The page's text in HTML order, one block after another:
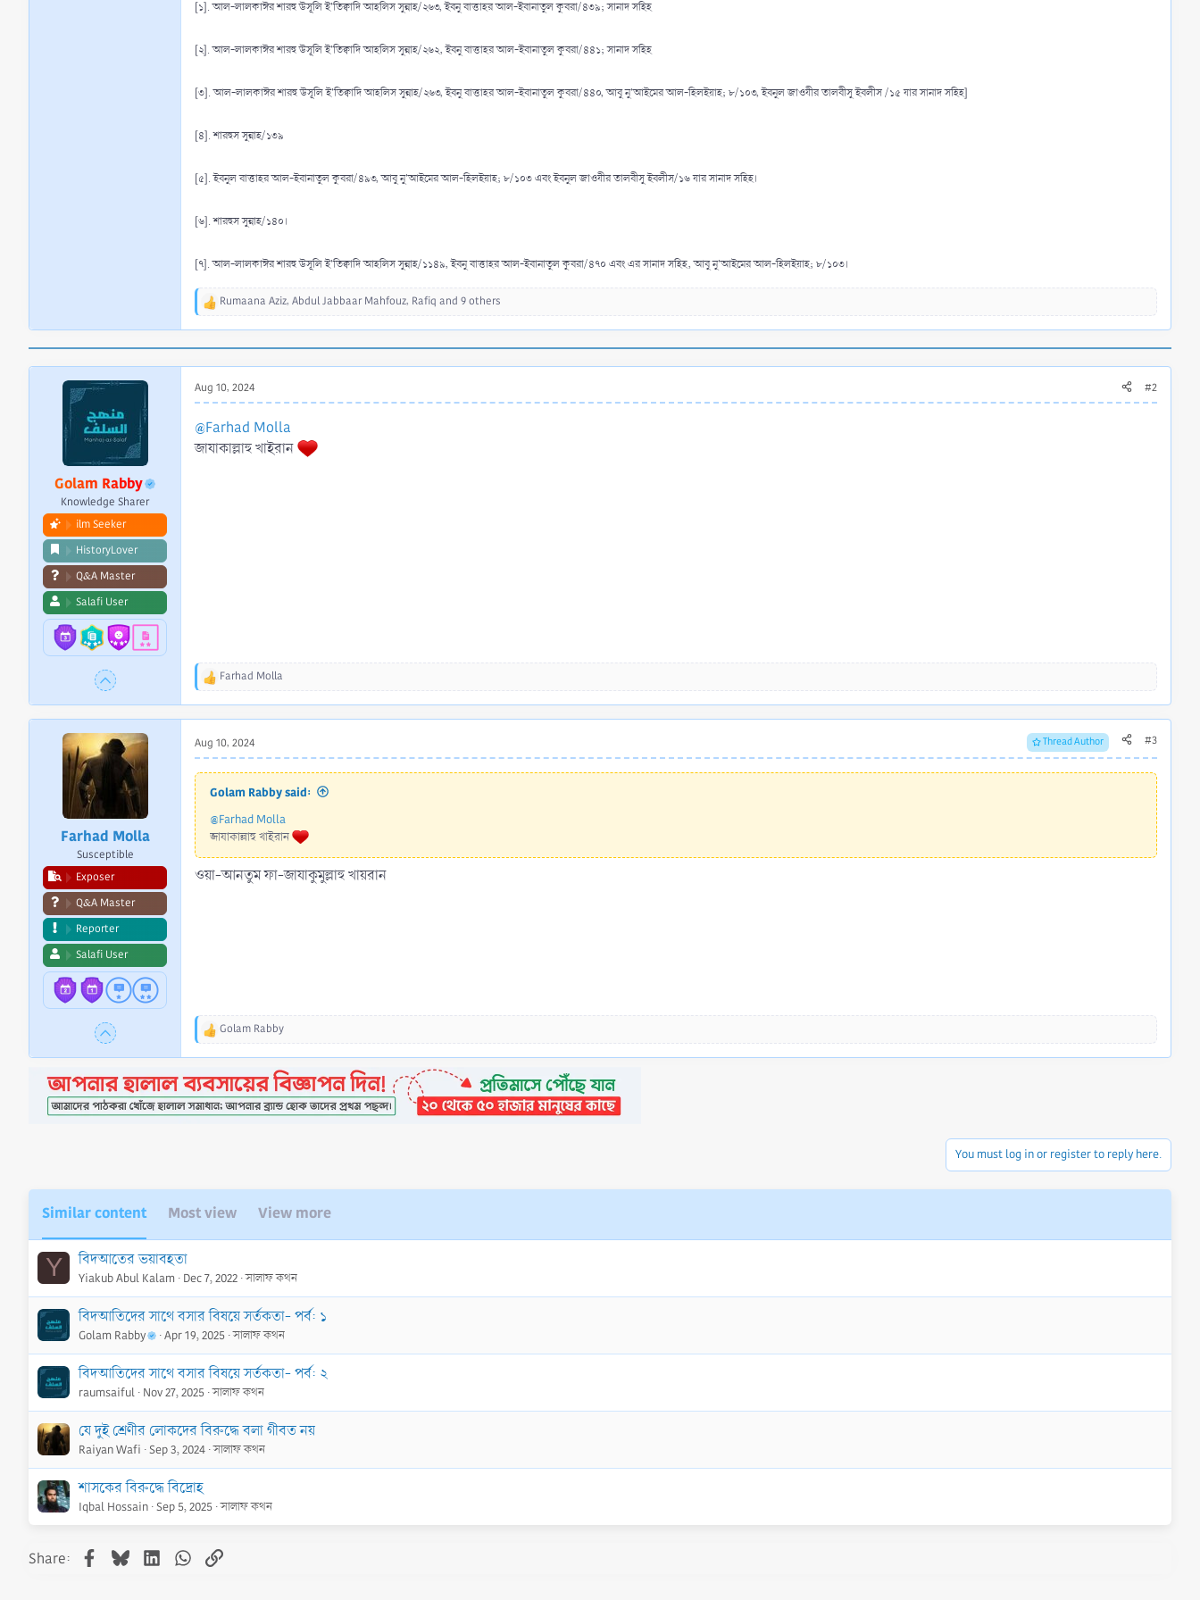
[১]. আল-লালকাঈর শারহু উসূলি ই'তিক্বাদি আহলিস সুন্নাহ/২৬৩, ইবনু বাত্তাহর আল-ইবানাতুল কুবরা/৪৩৯; সানাদ সহিহ
[২]. আল-লালকাঈর শারহু উসূলি ই'তিক্বাদি আহলিস সুন্নাহ/২৬২, ইবনু বাত্তাহর আল-ইবানাতুল কুবরা/৪৪১; সানাদ সহিহ
[৩]. আল-লালকাঈর শারহু উসূলি ই'তিক্বাদি আহলিস সুন্নাহ/২৬৩, ইবনু বাত্তাহর আল-ইবানাতুল কুবরা/৪৪০, আবু নু'আইমের আল-হিলইয়াহ; ৮/১০৩, ইবনুল জাওযীর তালবীসু ইবলীস /১৫ যার সানাদ সহিহ]
[৪]. শারহুস সুন্নাহ/১৩৯
[৫]. ইবনুল বাত্তাহর আল-ইবানাতুল কুবরা/৪৯৩, আবু নু'আইমের আল-হিলইয়াহ; ৮/১০৩ এবং ইবনুল জাওযীর তালবীসু ইবলীস/১৬ যার সানাদ সহিহ।
[৬]. শারহুস সুন্নাহ/১৪০।
[৭]. আল-লালকাঈর শারহু উসূলি ই'তিক্বাদি আহলিস সুন্নাহ/১১৪৯, ইবনু বাত্তাহর আল-ইবানাতুল কুবরা/৪৭০ এবং এর সানাদ সহিহ, আবু নু'আইমের আল-হিলইয়াহ; ৮/১০৩।
R
t
i
o
n
s
:
Rumaana Aziz, Abdul Jabbaar Mahfouz, Rafiq and 9 others
Golam Rabby
Knowledge Sharer
ilm Seeker
HistoryLover
Q&A Master
Salafi User
Aug 10, 2024 #2
@Farhad Molla
জাযাকাল্লাহু খাইরান
R
t
i
Farhad Molla
Farhad Molla
Susceptible
Exposer
Q&A Master
Reporter
Salafi User
Aug 10, 2024 Thread Author #3
Golam Rabby said:
@Farhad Molla
জাযাকাল্লাহু খাইরান
ওয়া-আনতুম ফা-জাযাকুমুল্লাহু খায়রান
R
c
t
i
Golam Rabby
You must log in or register to reply here.
Similar content Most view View more
Y বিদআতের ভয়াবহতা
Yiakub Abul Kalam Dec 7, 2022 সালাফ কথন
বিদআতিদের সাথে বসার বিষয়ে সর্তকতা- পর্ব: ১
Golam Rabby Apr 19, 2025 সালাফ কথন
বিদআতিদের সাথে বসার বিষয়ে সর্তকতা- পর্ব: ২
raumsaiful Nov 27, 2025 সালাফ কথন
যে দুই শ্রেণীর লোকদের বিরুদ্ধে বলা গীবত নয়
Raiyan Wafi Sep 3, 2024 সালাফ কথন
শাসকের বিরুদ্ধে বিদ্রোহ
Iqbal Hossain Sep 5, 2025 সালাফ কথন
Share: Facebook
BlueskyLinkedInWhatsApp
Link